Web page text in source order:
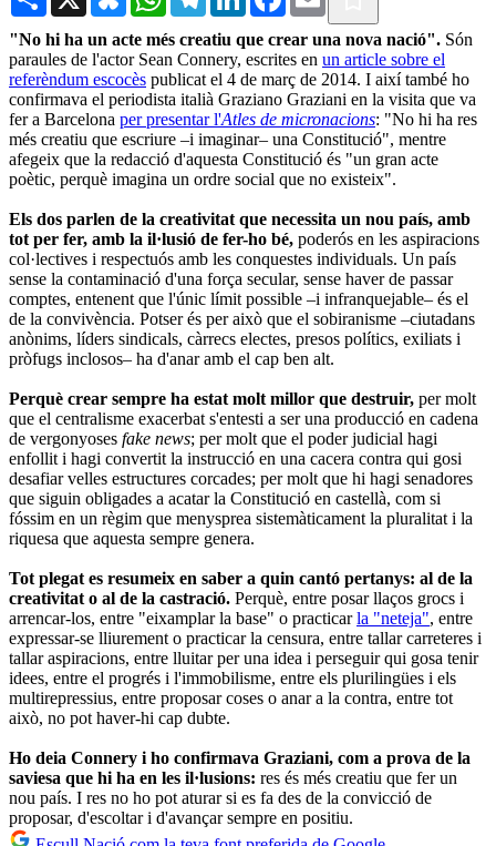
"No hi ha un acte més creatiu que crear una nova nació". Són
paraules de l'actor Sean Connery, escrites en un article sobre el
referèndum escocès publicat el 4 de març de 2014. I així també ho
confirmava el periodista italià Graziano Graziani en la visita que va
fer a Barcelona per presentar l'Atles de micronacions: "No hi ha res
més creatiu que escriure –i imaginar– una Constitució", mentre
afegeix que la redacció d'aquesta Constitució és "un gran acte
poètic, perquè imagina un ordre social que no existeix".
Els dos parlen de la creativitat que necessita un nou país, amb
tot per fer, amb la il·lusió de fer-ho bé, poderós en les aspiracions
col·lectives i respectuós amb les conquestes individuals. Un país
sense la contaminació d'una força secular, sense haver de passar
comptes, entenent que l'únic límit possible –i infranquejable– és el
de la convivència. Potser és per això que el sobiranisme –ciutadans
anònims, líders sindicals, càrrecs electes, presos polítics, exiliats i
pròfugs inclosos– ha d'anar amb el cap ben alt.
Perquè crear sempre ha estat molt millor que destruir, per molt
que el centralisme exacerbat s'entesti a ser una producció en cadena
de vergonyoses fake news; per molt que el poder judicial hagi
enfollit i hagi convertit la instrucció en una cacera contra qui gosi
desafiar velles estructures corcades; per molt que hi hagi senadores
que siguin obligades a acatar la Constitució en castellà, com si
fóssim en un règim que menysprea sistemàticament la pluralitat i la
riquesa que aquesta sempre genera.
Tot plegat es resumeix en saber a quin cantó pertanys: al de la
creativitat o al de la castració. Perquè, entre posar llaços grocs i
arrencar-los, entre "eixamplar la base" o practicarla "neteja", entre
expressar-se lliurement o practicar la censura, entre tallar carreteres i
tallar aspiracions, entre lluitar per una idea i perseguir qui gosa tenir
idees, entre el progrés i l'immobilisme, entre els plurilingües i els
multirepressius, entre proposar coses o anar a la contra, entre tot
això, no pot haver-hi cap dubte.
Ho deia Connery i ho confirmava Graziani, com a prova de la
saviesa que hi ha en les il·lusions: res és més creatiu que fer un
nou país. I res no ho pot aturar si es fa des de la convicció de
proposar, d'escoltar i d'avançar sempre en positiu.